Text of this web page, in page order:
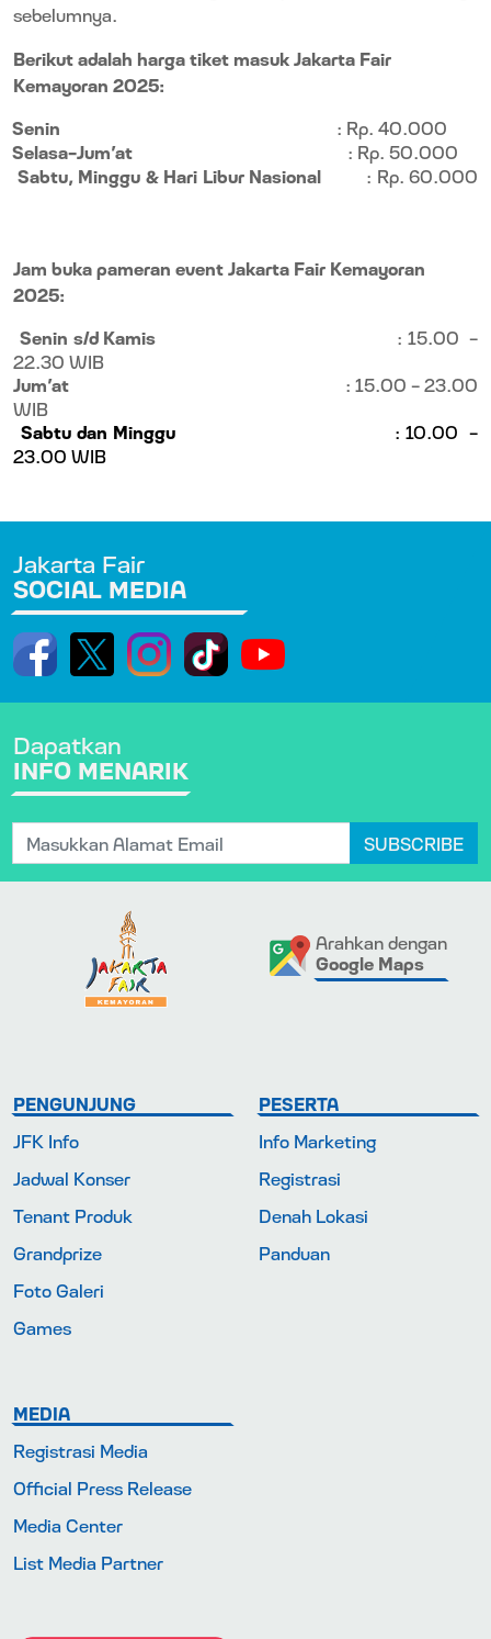
sebelumnya.
Berikut adalah harga tiket masuk Jakarta Fair
Kemayoran 2025:
Senin
: Rp. 40.000
Selasa-Jum’at
: Rp. 50.000
Sabtu, Minggu & Hari Libur Nasional
: Rp. 60.000
Jam buka pameran event Jakarta Fair Kemayoran
2025:
Senin s/d Kamis
: 15.00 -
22.30 WIB
Jum’at
: 15.00 – 23.00
WIB
Sabtu dan Minggu
: 10.00 -
23.00 WIB
Jakarta Fair
SOCIAL MEDIA
Dapatkan
INFO MENARIK
SUBSCRIBE
Arahkan dengan
Google Maps
PENGUNJUNG
JFK Info
Jadwal Konser
Tenant Produk
Grandprize
Foto Galeri
Games
PESERTA
Info Marketing
Registrasi
Denah Lokasi
Panduan
MEDIA
Registrasi Media
Official Press Release
Media Center
List Media Partner